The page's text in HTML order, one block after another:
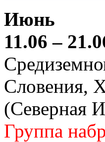
Июнь
11.06 –
Словения,
(Северная
Группа